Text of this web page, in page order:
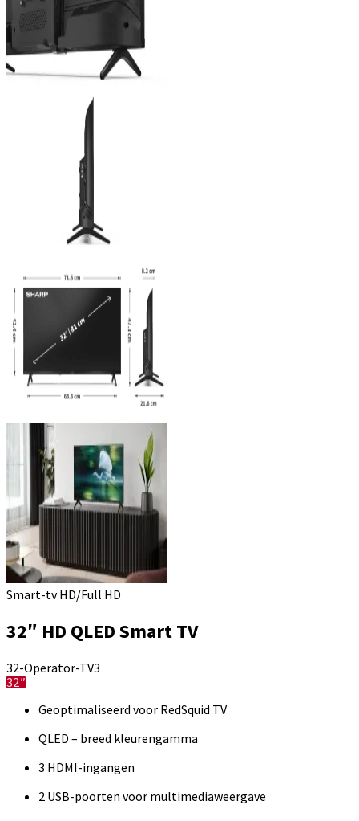
Smart-tv HD/Full HD
32″ HD QLED Smart TV
32-Operator-TV3
32″
Geoptimaliseerd voor RedSquid TV
QLED – breed kleurengamma
3 HDMI-ingangen
2 USB-poorten voor multimediaweergave